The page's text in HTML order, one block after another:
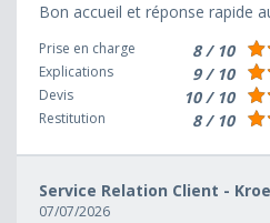
Bon accueil et réponse rapide
Prise en charge 8 / 10
Explications 9 / 10
Devis 10 / 10
Restitution 8 / 10
Service Relation Client -
07/07/2026